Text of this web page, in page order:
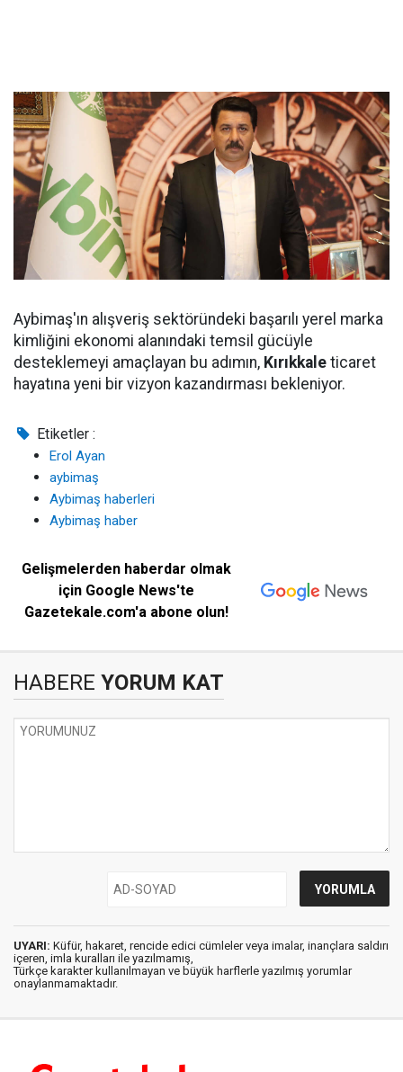
Aybimaş'ın alışveriş sektöründeki başarılı yerel marka
kimliğini ekonomi alanındaki temsil gücüyle
desteklemeyi amaçlayan bu adımın, Kırıkkale ticaret
hayatına yeni bir vizyon kazandırması bekleniyor.
Etiketler :
Erol Ayan
aybimaş
Aybimaş haberleri
Aybimaş haber
Gelişmelerden haberdar olmak
için Google News'te
Gazetekale.com'a abone olun!
HABERE YORUM KAT
UYARI: Küfür, hakaret, rencide edici cümleler veya imalar, inançlara saldırı
içeren, imla kuralları ile yazılmamış,
Türkçe karakter kullanılmayan ve büyük harflerle yazılmış yorumlar
onaylanmamaktadır.